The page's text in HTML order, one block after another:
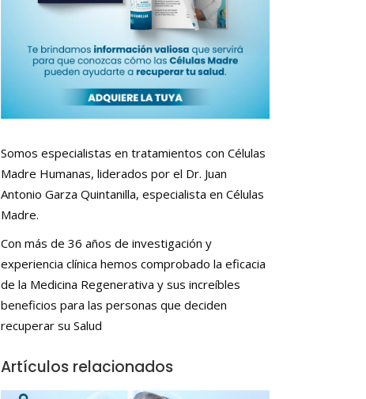
Somos especialistas en tratamientos con Células
Madre Humanas, liderados por el Dr. Juan
Antonio Garza Quintanilla, especialista en Células
Madre.
Con más de 36 años de investigación y
experiencia clínica hemos comprobado la eficacia
de la Medicina Regenerativa y sus increíbles
beneficios para las personas que deciden
recuperar su Salud
Artículos relacionados